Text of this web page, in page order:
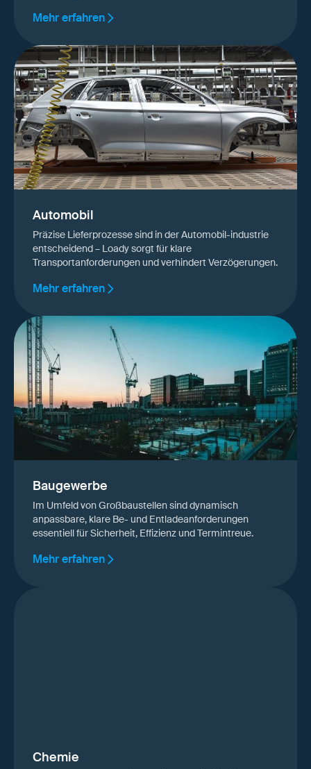
Mehr erfahren
Automobil
Präzise Lieferprozesse sind in der Automobil-industrie
entscheidend – Loady sorgt für klare
Transportanforderungen und verhindert Verzögerungen.
Mehr erfahren
Baugewerbe
Im Umfeld von Großbaustellen sind dynamisch
anpassbare, klare Be- und Entladeanforderungen
essentiell für Sicherheit, Effizienz und Termintreue.
Mehr erfahren
Chemie